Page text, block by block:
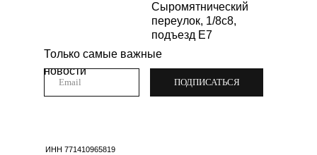
Только самые важные
новости
ПОДПИСАТЬСЯ
Сыромятнический
переулок, 1/8с8,
подъезд Е7
ИНН 771410965819